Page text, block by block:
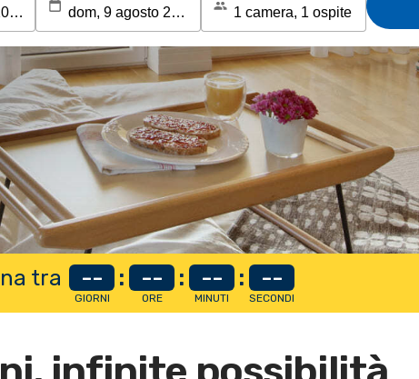
tra --
GIORNI
: --
ORE
: --
MINUTI
: --
SECONDI